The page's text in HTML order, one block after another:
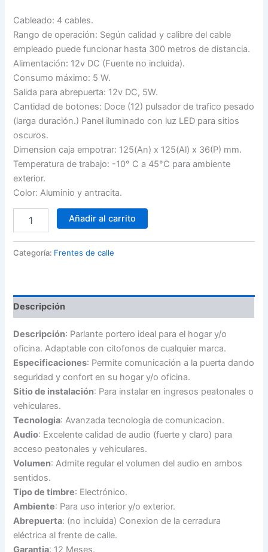
Cableado: 4 cables.
Rango de operación: Según calidad y calibre del cable
empleado puede funcionar hasta 300 metros de distancia.
Alimentación: 12v DC (Fuente no incluida).
Consumo máximo: 5 W.
Salida para abrepuerta: 12v DC, 5W.
Cantidad de botones: Doce (12) pulsador de trafico pesado
(larga duración.) Panel iluminado con luz LED para sitios
oscuros.
Dimension caja empotrar: 125(An) x 125(Al) x 36(P) mm.
Temperatura de trabajo: -10° C a 45°C para ambiente
exterior.
Color: Aluminio y antracita.
Electrónico
de
Añadir al carrito
Categoría: Frentes de calle
Descripción
Descripción: Parlante portero ideal para el hogar y/o
oficina. Adaptable con citofonos de cualquier marca.
Especificaciones: Permite comunicación a la puerta dando
seguridad y confort en su hogar y/o oficina.
Sitio de instalación: Para instalar en ingresos peatonales o
vehiculares.
Tecnologia: Avanzada tecnologia de comunicacion.
Audio: Excelente calidad de audio (fuerte y claro) para
acceso peatonales y vehiculares.
Volumen: Admite regular el volumen del audio en ambos
sentidos.
Tipo de timbre: Electrónico.
Ambiente: Para uso interior y/o exterior.
Abrepuerta: (no incluida) Conexion de la cerradura
eléctrica al frente de calle.
Garantia: 12 Meses.